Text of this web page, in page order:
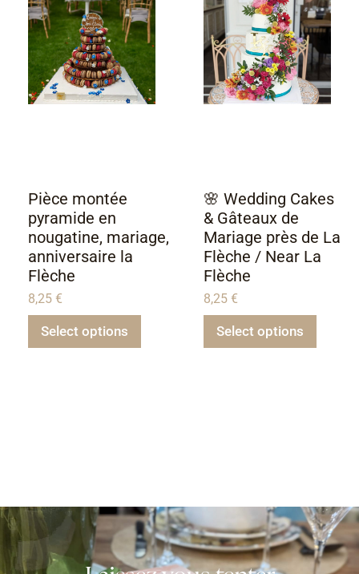
Pièce montée
pyramide en
nougatine, mariage,
anniversaire la
Flèche
8,25 €
Select options
🌸 Wedding Cakes
& Gâteaux de
Mariage près de La
Flèche / Near La
Flèche
8,25 €
Select options